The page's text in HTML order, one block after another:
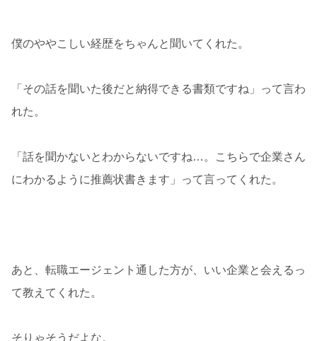
僕のややこしい経歴をちゃんと聞いてくれた。
「その話を聞いた後だと納得できる書類ですね」って言わ
れた。
「話を聞かないとわからないですね…。こちらで企業さん
にわかるように推薦状書きます」って言ってくれた。
あと、転職エージェント通した方が、いい企業と会えるっ
て教えてくれた。
そりゃそうだよな。